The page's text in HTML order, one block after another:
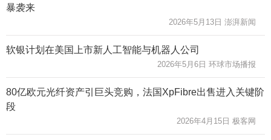
暴袭来
2026年5月13日 澎湃新闻
软银计划在美国上市新人工智能与机器人公司
2026年5月6日 环球市场播报
80亿欧元光纤资产引巨头竞购，法国XpFibre出售进入关键阶
段
2026年4月15日 极客网